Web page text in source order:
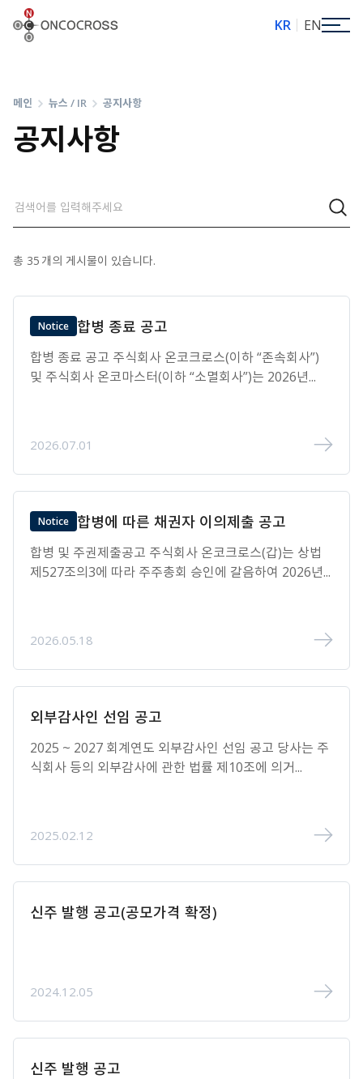
ONCOCROSS
KR EN
메인 뉴스 / IR 공지사항
공지사항
총 35 개의 게시물이 있습니다.
Notice 합병 종료 공고
합병 종료 공고 주식회사 온코크로스(이하 “존속회사”)
및 주식회사 온코마스터(이하 “소멸회사”)는 2026년...
2026.07.01
Notice 합병에 따른 채권자 이의제출 공고
합병 및 주권제출공고 주식회사 온코크로스(갑)는 상법
제527조의3에 따라 주주총회 승인에 갈음하여 2026년...
2026.05.18
외부감사인 선임 공고
2025 ~ 2027 회계연도 외부감사인 선임 공고 당사는 주
식회사 등의 외부감사에 관한 법률 제10조에 의거...
2025.02.12
신주 발행 공고(공모가격 확정)
2024.12.05
신주 발행 공고